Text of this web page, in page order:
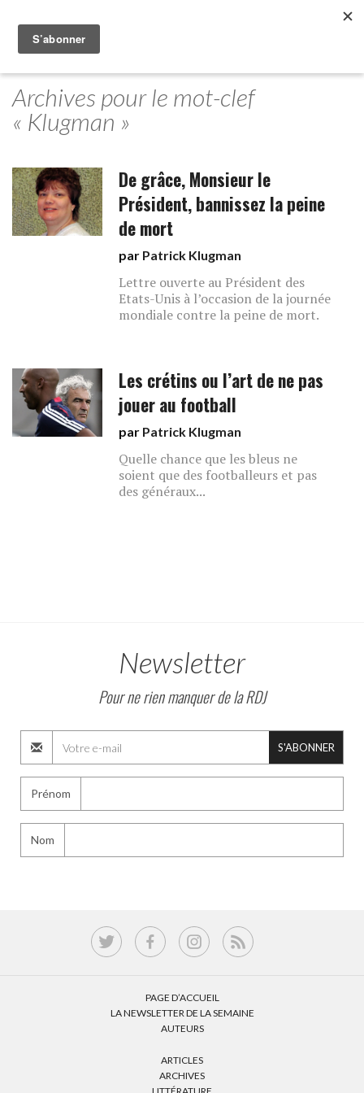
Archives pour le mot-clef
« Klugman »
De grâce, Monsieur le
Président, bannissez la peine
de mort
par Patrick Klugman
Lettre ouverte au Président des
Etats-Unis à l’occasion de la journée
mondiale contre la peine de mort.
Les crétins ou l’art de ne pas
jouer au football
par Patrick Klugman
Quelle chance que les bleus ne
soient que des footballeurs et pas
des généraux...
Newsletter
Pour ne rien manquer de la RDJ
S'ABONNER
Prénom
Nom
PAGE D’ACCUEIL
LA NEWSLETTER DE LA SEMAINE
AUTEURS
ARTICLES
ARCHIVES